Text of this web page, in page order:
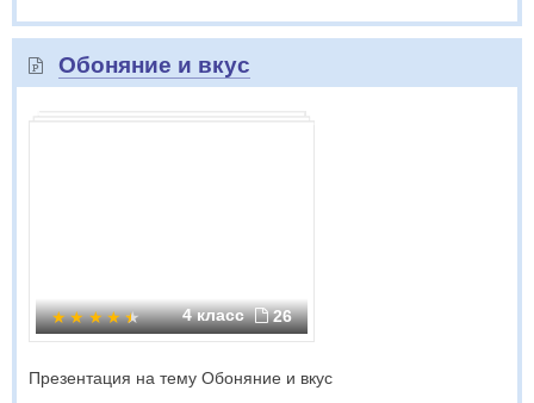
Обоняние и вкус
4 класс 26
Презентация на тему Обоняние и вкус